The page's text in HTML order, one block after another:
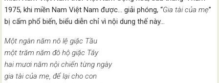
1975, khi miền Nam Việt Nam được… giải phóng, “Gia tài của mẹ”
bị cấm phổ biến, biểu diễn chỉ vì nội dung thế này…
Một ngàn năm nô lệ giặc Tầu
một trăm năm đô hộ giặc Tây
hai mươi năm nội chiến từng ngày
gia tài của mẹ, để lại cho con